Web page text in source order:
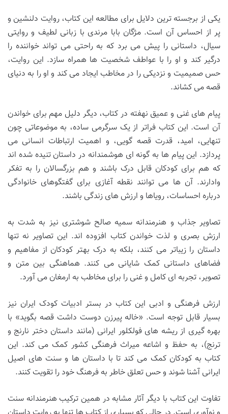
یکی از برجسته ترین دلایل برای مطالعه این کتاب، روایت دلنشین و
پر از احساس آن است. مژگان بابا مرندی با زبانی لطیف و روایتی
سیال، داستانی را پیش می برد که به راحتی می تواند خواننده را
درگیر کند و او را با عواطف شخصیت ها همراه سازد. این روایت،
حس صمیمیت و نزدیکی را در مخاطب ایجاد می کند و او را به دنیای
قصه می کشاند.
پیام های غنی و عمیق نهفته در کتاب، دیگر دلیل مهم برای خواندن
آن است. این کتاب فراتر از یک سرگرمی ساده، به موضوعاتی چون
تنهایی، امید، قدرت قصه گویی، و اهمیت ارتباطات انسانی می
پردازد. این پیام ها به گونه ای هوشمندانه در داستان تنیده شده اند
که هم برای کودکان قابل درک باشند و هم بزرگسالان را به تفکر
وادارند. آن ها می توانند نقطه آغازی برای گفتگوهای خانوادگی
درباره احساسات، رویاها و ارزش های زندگی باشند.
تصاویر جذاب و هنرمندانه سمیه صالح شوشتری نیز به شدت به
ارزش بصری و لذت خواندن کتاب افزوده اند. این تصاویر نه تنها
داستان را زیباتر می کنند، بلکه به درک بهتر کودکان از مفاهیم و
فضاهای داستانی کمک شایانی می کنند. هماهنگی بین متن و
تصویر، تجربه ای کامل و غنی را برای مخاطب به ارمغان می آورد.
ارزش فرهنگی و ادبی این کتاب در بستر ادبیات کودک ایران نیز
بسیار قابل توجه است. «خاله پیرزن دوست داشت قصه بگوید» با
بهره گیری از ریشه های فولکلور ایرانی (مانند داستان دختر نارنج و
ترنج)، به حفظ و اشاعه میراث فرهنگی کشور کمک می کند. این
کتاب به کودکان کمک می کند تا با داستان ها و سنت های اصیل
ایرانی آشنا شوند و حس تعلق خاطر به فرهنگ خود را تقویت کنند.
تفاوت این کتاب با دیگر آثار مشابه در همین ترکیب هنرمندانه سنت